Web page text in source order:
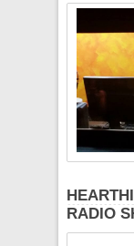
RADIO